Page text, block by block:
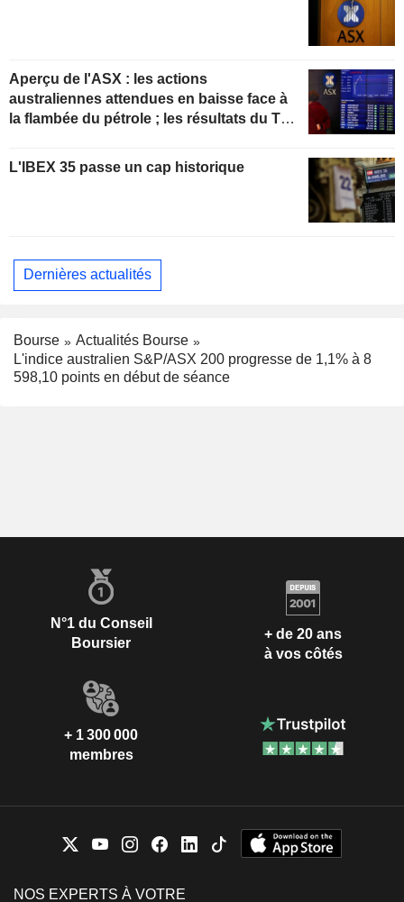
Aperçu de l'ASX : les actions
australiennes attendues en baisse face à
la flambée du pétrole ; les résultats du T4
L'IBEX 35 passe un cap historique
Dernières actualités
Bourse
Actualités Bourse
L'indice australien S&P/ASX 200 progresse de 1,1% à 8
598,10 points en début de séance
N°1 du Conseil
Boursier
+ de 20 ans
à vos côtés
+ 1 300 000
membres
NOS EXPERTS À VOTRE